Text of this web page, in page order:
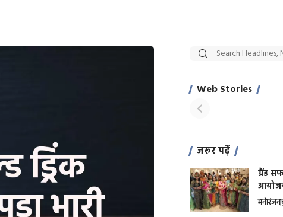
Web Stories
सट्टेबाजी में अरेस्ट
साहिल खान
जरूर पढ़ें
ग्रैंड
मनोरंजन